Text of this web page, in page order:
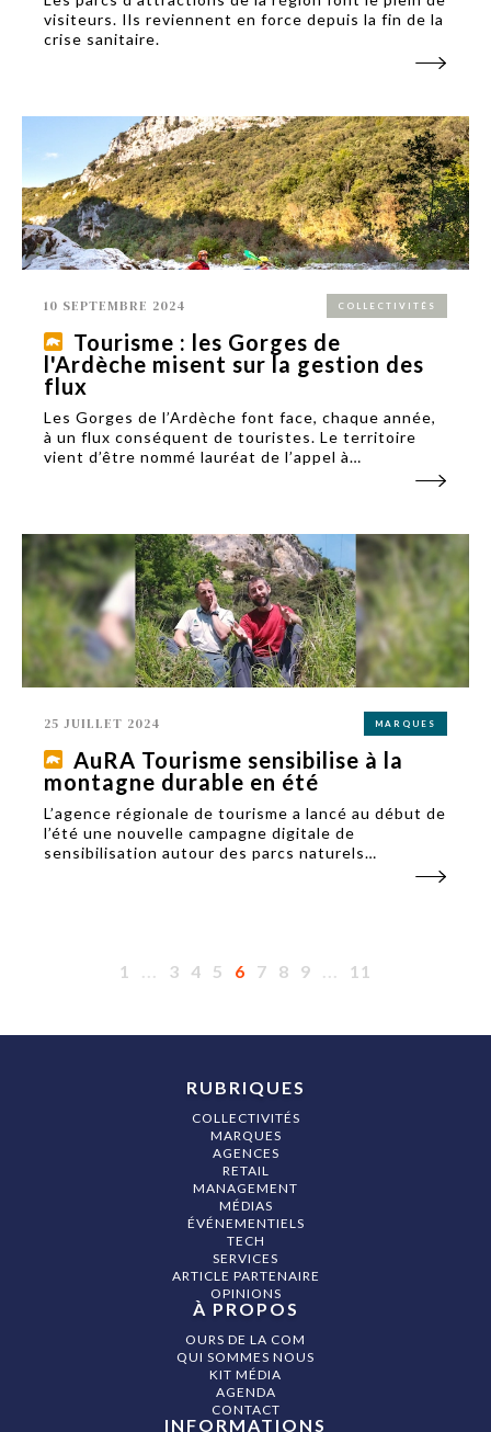
visiteurs. Ils reviennent en force depuis la fin de la
crise sanitaire.
10 SEPTEMBRE 2024 COLLECTIVITÉS
Tourisme : les Gorges de
l'Ardèche misent sur la gestion des
flux
Les Gorges de l’Ardèche font face, chaque année,
à un flux conséquent de touristes. Le territoire
vient d’être nommé lauréat de l’appel à
25 JUILLET 2024 MARQUES
AuRA Tourisme sensibilise à la
montagne durable en été
L’agence régionale de tourisme a lancé au début de
l’été une nouvelle campagne digitale de
sensibilisation autour des parcs naturels
1 ... 3 4 5 6 7 8 9 ... 11
RUBRIQUES
COLLECTIVITÉS
MARQUES
AGENCES
RETAIL
MANAGEMENT
MÉDIAS
ÉVÉNEMENTIELS
TECH
SERVICES
ARTICLE PARTENAIRE
OPINIONS
À PROPOS
OURS DE LA COM
QUI SOMMES NOUS
KIT MÉDIA
AGENDA
CONTACT
INFORMATIONS